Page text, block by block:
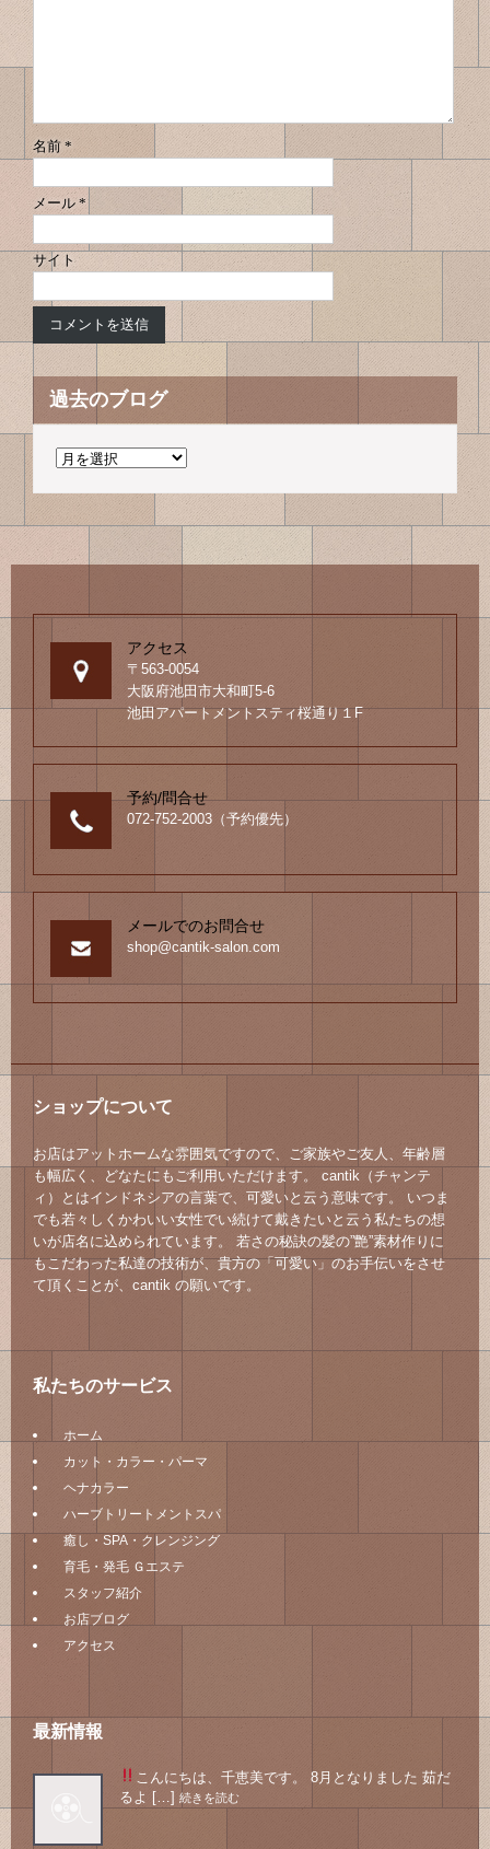
ン
名前*
メール*
サイト
過去のブログ
過
ブ
ロ
グ
アクセス
〒563-0054
大阪府池田市大和町5-6
池田アパートメントスティ桜通り１F
予約/問合せ
072-752-2003（予約優先）
メールでのお問合せ
shop@cantik-salon.com
ショップについて
お店はアットホームな雰囲気ですので、ご家族やご友人、年齢層
も幅広く、どなたにもご利用いただけます。 cantik（チャンテ
ィ）とはインドネシアの言葉で、可愛いと云う意味です。 いつま
でも若々しくかわいい女性でい続けて戴きたいと云う私たちの想
いが店名に込められています。 若さの秘訣の髪の”艶”素材作りに
もこだわった私達の技術が、貴方の「可愛い」のお手伝いをさせ
て頂くことが、cantik の願いです。
私たちのサービス
ホーム
カット・カラー・パーマ
ヘナカラー
ハーブトリートメントスパ
癒し・SPA・クレンジング
育毛・発毛 Ｇエステ
スタッフ紹介
お店ブログ
アクセス
最新情報
こんにちは、千恵美です。 8月となりました 茹だ
るよ […] 続きを読む